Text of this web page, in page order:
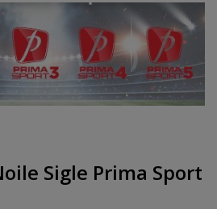
Sigle Prima Sport